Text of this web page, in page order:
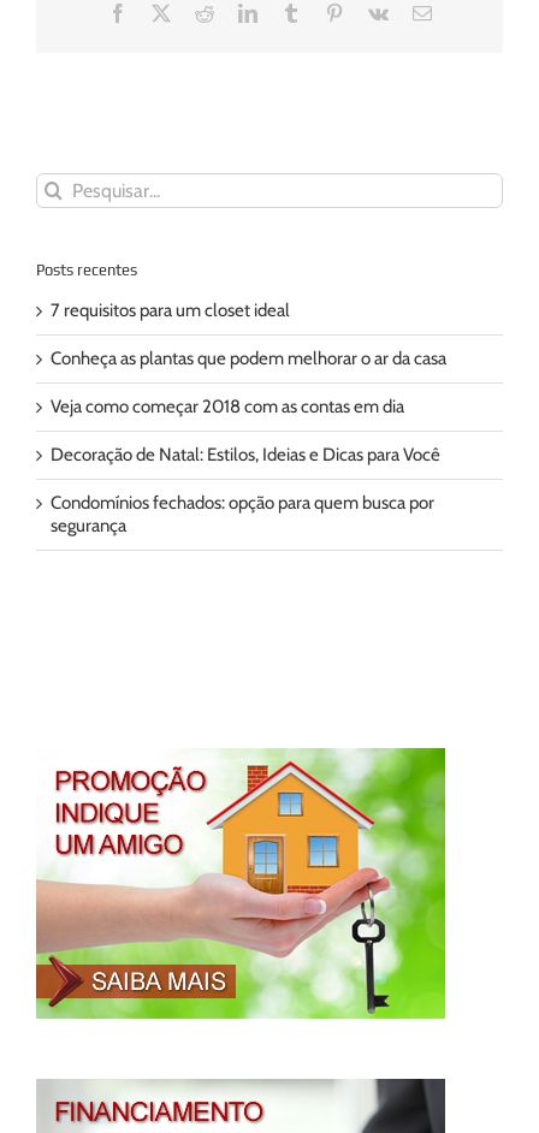
Facebook RedditLinkedInTumblr Pinterest
Vk
E-
Buscar
resultados
Posts recentes
7 requisitos para um closet ideal
Conheça as plantas que podem melhorar o ar da casa
Veja como começar 2018 com as contas em dia
Decoração de Natal: Estilos, Ideias e Dicas para Você
Condomínios fechados: opção para quem busca por
segurança